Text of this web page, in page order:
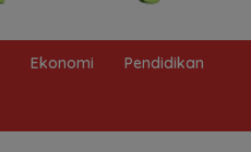
Ekonomi Pendidikan